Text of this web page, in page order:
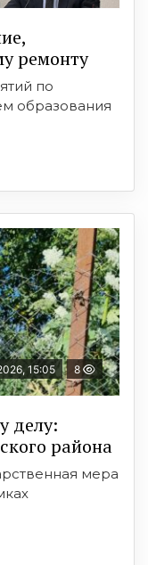
ремонту
по
образования
15:05 8
делу:
района
мера